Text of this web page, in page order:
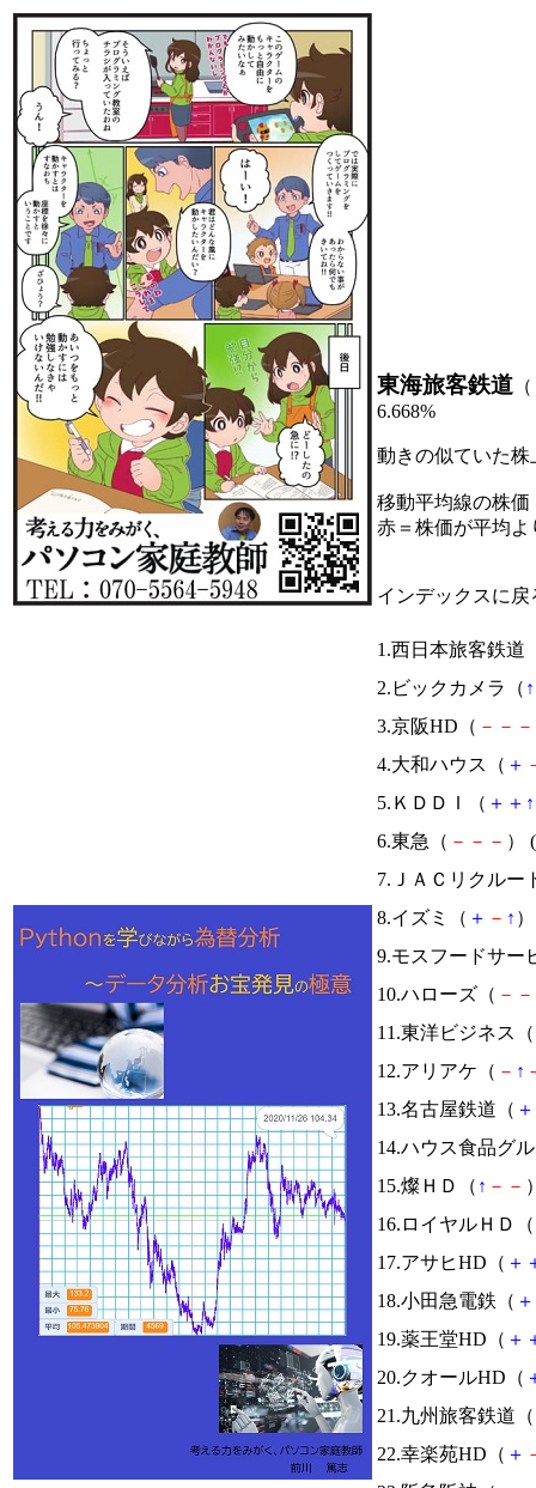
東海旅客鉄道 （
6.668%
動きの似ていた
移動平均線の株価
赤＝株価が平均
インデックスに戻
1.西日本旅客鉄道
2.ビックカメラ（ ↑
3.京阪HD（ － － －
4.大和ハウス（ ＋
5.ＫＤＤＩ（ ＋ ＋ ↑
6.東急（ － － － ） (
7.ＪＡＣリクルー
8.イズミ（ ＋ － ↑
9.モスフードサー
10.ハローズ（ － －
11.東洋ビジネス（
12.アリアケ（ － ↑
13.名古屋鉄道（ ＋
14.ハウス食品グ
15.燦ＨＤ（ ↑ － －
16.ロイヤルＨＤ（
17.アサヒHD（ ＋
18.小田急電鉄（ ＋
19.薬王堂HD（ ＋
20.クオールHD（
21.九州旅客鉄道（
22.幸楽苑HD（ ＋